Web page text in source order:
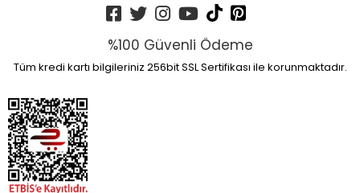
%100 Güvenli Ödeme
Tüm kredi kartı bilgileriniz 256bit SSL Sertifikası ile korunmaktadır.